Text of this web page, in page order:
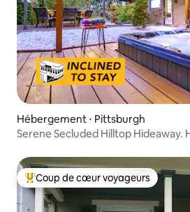
Hébergement ⋅ Pittsburgh
Serene Secluded Hilltop Hideaway.
Coups de cœur voyageurs les plus
Coup de cœur voyageurs